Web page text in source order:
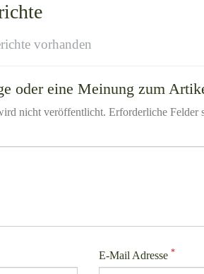
vorhanden
oder eine Meinung zum
nicht veröffentlicht. Erforderliche Felder
E-Mail Adresse*